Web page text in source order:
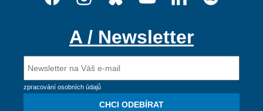
A / Newsletter
zpracování osobních údajů
CHCI ODEBÍRAT